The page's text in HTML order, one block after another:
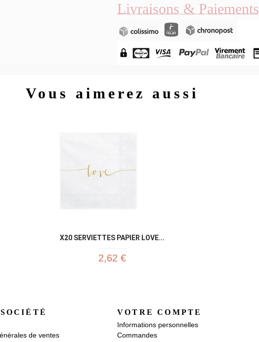
Livraisons & Paiements
Vous aimerez aussi
X20 SERVIETTES PAPIER LOVE...
2,62 €
de ventes
VOTRE COMPTE
Informations personnelles
Commandes